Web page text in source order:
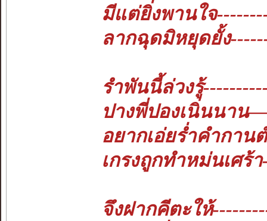
มีแต่ยิ่งพานใจ
ลากฉุดมิหยุดยั้ง
รำพันนี้ล่วงรู้
ปางพี่ปองเนิ่นนาน
อยากเอ่ยร่ำคำกาน
เกรงถูกทำหม่นเศ
จึงฝากคีตะให้